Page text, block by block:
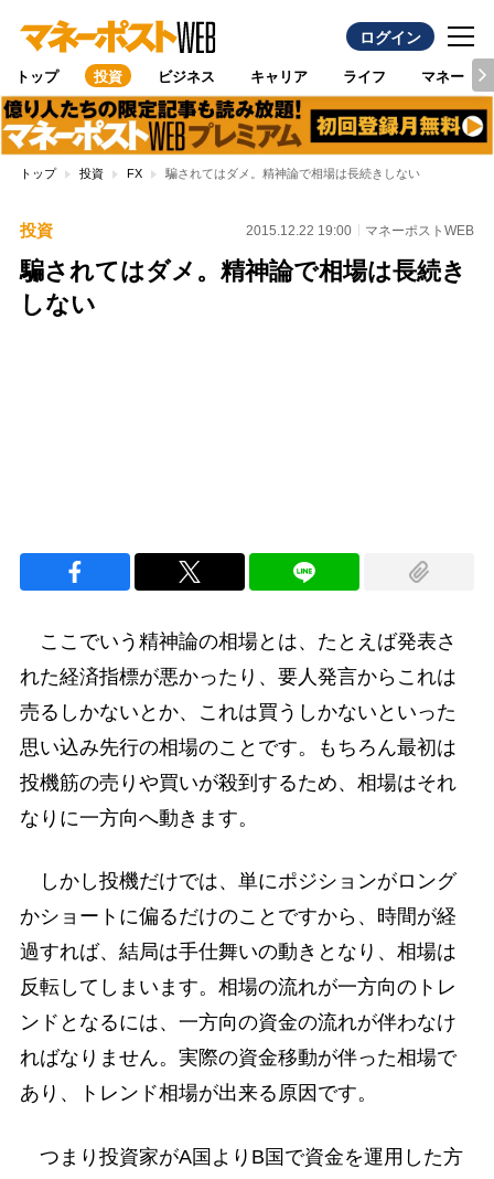
ログイン
トップ 投資 ビジネス キャリア ライフ マネー
トップ 投資 FX 騙されてはダメ。精神論で相場は長続きしない
投資 2015.12.22 19:00 マネーポストWEB
騙されてはダメ。精神論で相場は長続き
しない
ここでいう精神論の相場とは、たとえば発表さ
れた経済指標が悪かったり、要人発言からこれは
売るしかないとか、これは買うしかないといった
思い込み先行の相場のことです。もちろん最初は
投機筋の売りや買いが殺到するため、相場はそれ
なりに一方向へ動きます。
しかし投機だけでは、単にポジションがロング
かショートに偏るだけのことですから、時間が経
過すれば、結局は手仕舞いの動きとなり、相場は
反転してしまいます。相場の流れが一方向のトレ
ンドとなるには、一方向の資金の流れが伴わなけ
ればなりません。実際の資金移動が伴った相場で
あり、トレンド相場が出来る原因です。
つまり投資家がA国よりB国で資金を運用した方